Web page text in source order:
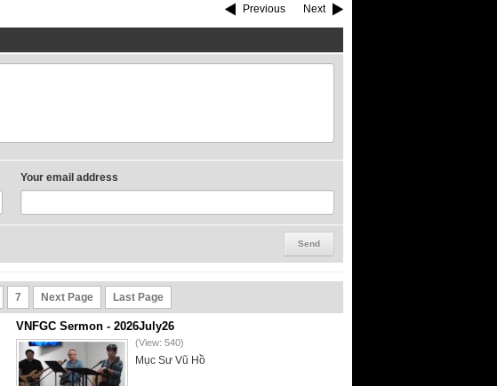
Previous Next
Your email address
7 Next Page Last Page
VNFGC Sermon - 2026July26
(View: 540)
Mục Sư Vũ Hồ